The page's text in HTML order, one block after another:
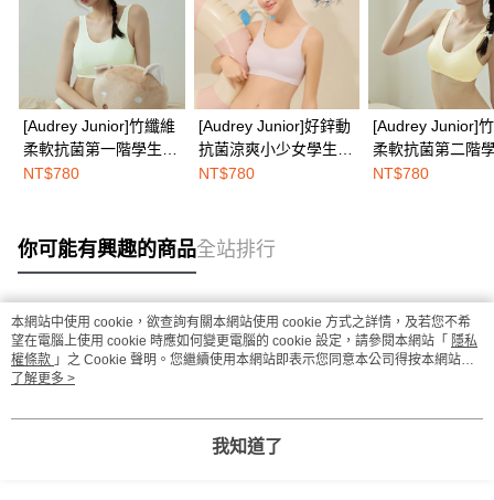
[Audrey Junior]竹纖維
柔軟抗菌第一階學生型
背心-嫩芽綠
NT$780
[Audrey Junior]好鋅動
抗菌涼爽小少女學生型
寬版背心-輕柔紫
NT$780
[Audrey Junior]
柔軟抗菌第二階
背心式內衣-淺蜜
NT$780
你可能有興趣的商品全站排行
熱門標籤
本網站中使用 cookie，欲查詢有關本網站使用 cookie 方式之詳情，及若您不希
望在電腦上使用 cookie 時應如何變更電腦的 cookie 設定，請參閱本網站「 隱私
權條款 」之 Cookie 聲明。您繼續使用本網站即表示您同意本公司得按本網站使
用條款之 Cookie 聲明使用 cookie。
了解更多 >
我知道了